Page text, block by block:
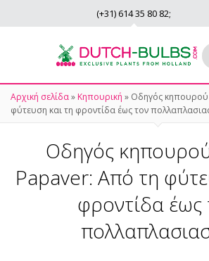
(+31) 614 35 80 82;
Αρχική σελίδα» Κηπουρική » Οδηγός κηπουρού
φύτευση και τη φροντίδα έως τον
Οδηγός
Papaver: Από τη
φροντίδα έως